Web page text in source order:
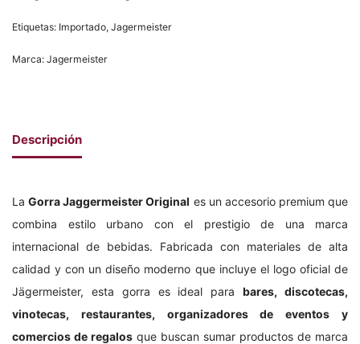
Etiquetas: Importado, Jagermeister
Marca: Jagermeister
Descripción
LaGorra Jaggermeister Original es un accesorio premium que
combina estilo urbano con el prestigio de una marca
internacional de bebidas. Fabricada con materiales de alta
calidad y con un diseño moderno que incluye el logo oficial de
Jägermeister, esta gorra es ideal parabares, discotecas,
vinotecas, restaurantes, organizadores de eventos y
comercios de regalos que buscan sumar productos de marca